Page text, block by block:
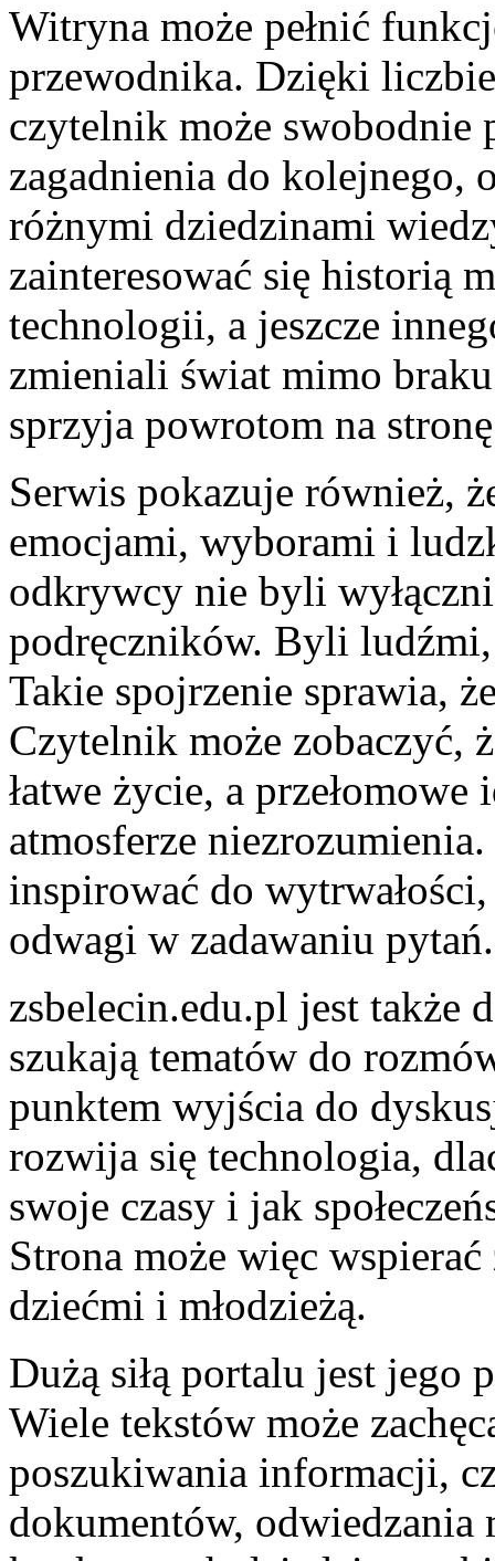
Witryna może pełnić
przewodnika. Dzięki
czytelnik może swobodnie
zagadnienia do kolejnego,
różnymi dziedzinami
zainteresować się historią
technologii, a jeszcze
zmieniali świat mimo
sprzyja powrotom na
Serwis pokazuje również,
emocjami, wyborami i
odkrywcy nie byli
podręczników. Byli
Takie spojrzenie sprawia,
Czytelnik może zobaczyć,
łatwe życie, a przełomowe
atmosferze
inspirować do
odwagi w zadawaniu pytań.
zsbelecin.edu.pl jest także
szukają tematów do
punktem wyjścia do
rozwija się technologia,
swoje czasy i jak
Strona może więc
dziećmi i młodzieżą.
Dużą siłą portalu jest jego
Wiele tekstów może
poszukiwania informacji,
dokumentów, odwiedzania